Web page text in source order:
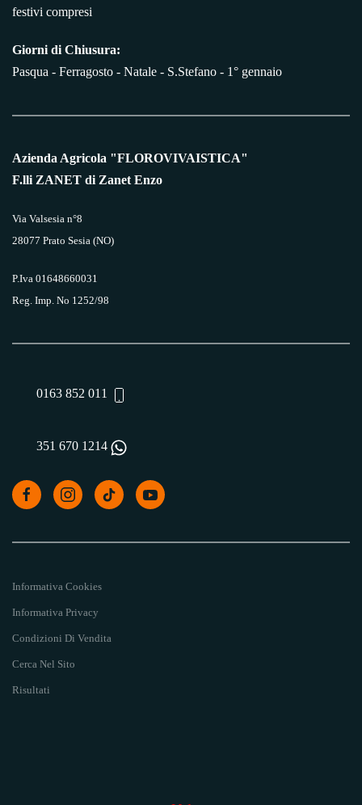
festivi compresi
Giorni di Chiusura:
Pasqua - Ferragosto - Natale - S.Stefano - 1° gennaio
Azienda Agricola "FLOROVIVAISTICA"
F.lli ZANET di Zanet Enzo
Via Valsesia n°8
28077 Prato Sesia (NO)
P.Iva 01648660031
Reg. Imp. No 1252/98
0163 852 011
351 670 1214
Informativa Cookies
Informativa Privacy
Condizioni Di Vendita
Cerca Nel Sito
Risultati